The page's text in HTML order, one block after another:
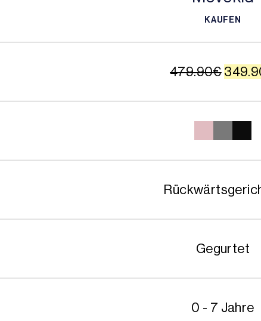
KAUFEN
479.90€
Gegurtet
0 - 7 Jahre